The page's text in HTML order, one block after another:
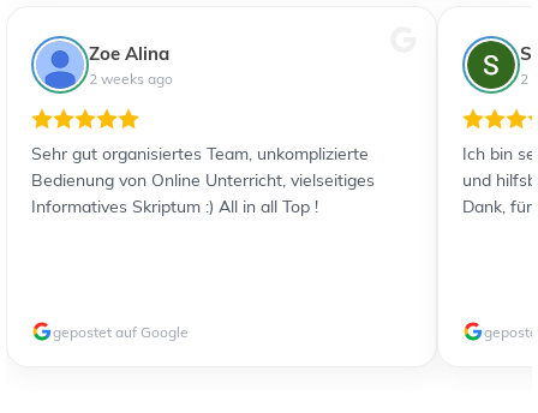
Zoe Alina
2 weeks ago
Sehr gut organisiertes Team, unkomplizierte
Bedienung von Online Unterricht, vielseitiges
Informatives Skriptum :) All in all Top !
gepostet auf Google
2
Ich bin
und
Dank, für